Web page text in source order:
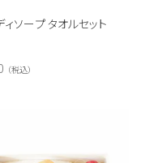
ソープ タオルセット
税込